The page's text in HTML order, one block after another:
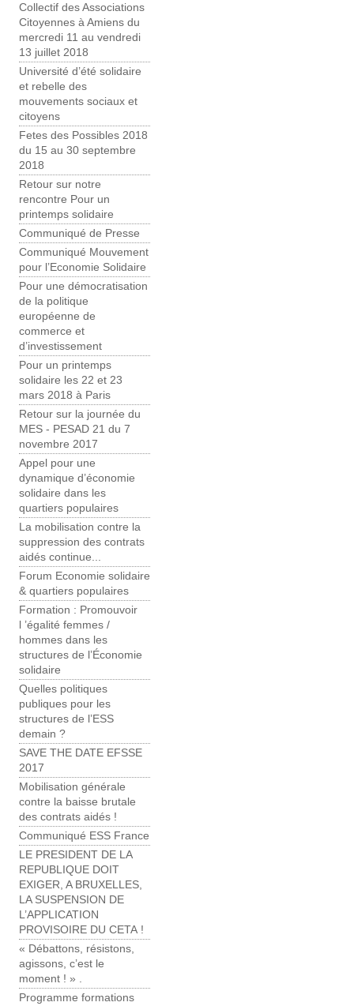
Collectif des Associations
Citoyennes à Amiens du
mercredi 11 au vendredi
13 juillet 2018
Université d’été solidaire
et rebelle des
mouvements sociaux et
citoyens
Fetes des Possibles 2018
du 15 au 30 septembre
2018
Retour sur notre
rencontre Pour un
printemps solidaire
Communiqué de Presse
Communiqué Mouvement
pour l’Economie Solidaire
Pour une démocratisation
de la politique
européenne de
commerce et
d’investissement
Pour un printemps
solidaire les 22 et 23
mars 2018 à Paris
Retour sur la journée du
MES - PESAD 21 du 7
novembre 2017
Appel pour une
dynamique d’économie
solidaire dans les
quartiers populaires
La mobilisation contre la
suppression des contrats
aidés continue...
Forum Economie solidaire
& quartiers populaires
Formation : Promouvoir
l ’égalité femmes /
hommes dans les
structures de l’Économie
solidaire
Quelles politiques
publiques pour les
structures de l’ESS
demain ?
SAVE THE DATE EFSSE
2017
Mobilisation générale
contre la baisse brutale
des contrats aidés !
Communiqué ESS France
LE PRESIDENT DE LA
REPUBLIQUE DOIT
EXIGER, A BRUXELLES,
LA SUSPENSION DE
L’APPLICATION
PROVISOIRE DU CETA !
« Débattons, résistons,
agissons, c’est le
moment ! » .
Programme formations